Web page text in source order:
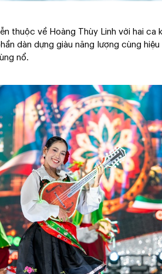
thuộc về Hoàng Thùy Linh với hai ca
dàn dựng giàu năng lượng cùng hiệu
nổ.